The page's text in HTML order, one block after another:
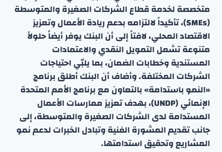
متخصصة لخدمة قطاع الشركات الصغيرة والمتوسطة
(SMEs)، تأكيداً لالتزامه بدعم ريادة الأعمال وتعزيز
الاقتصاد المحلي، لافتاً إلى أن البنك يوفر أيضاً حلولاً
متنوعة تشمل التمويل النقدي والاعتمادات
المستندية وخطابات الضمان، بما يلبّي احتياجات
الشركات المختلفة. وأضاف أن البنك أطلق برنامج
«النمو باستدامة» بالتعاون مع برنامج الأمم المتحدة
الإنمائي (UNDP)، بهدف تعزيز ممارسات الأعمال
المستدامة لدى الشركات الصغيرة والمتوسطة، إلى
جانب تقديم المشورة الفنية وتبادل الخبرات لدعم نمو
المشاريع وتحقيق استدامتها.